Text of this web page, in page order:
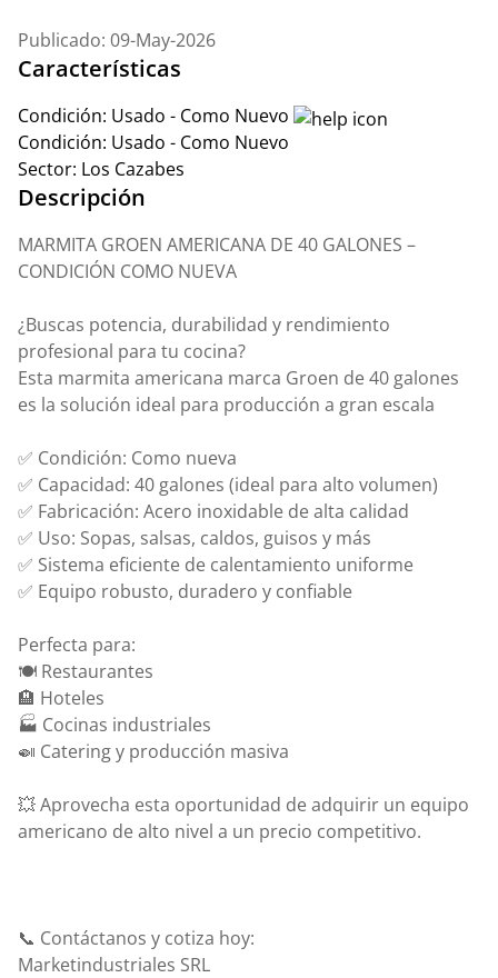
Publicado: 09-May-2026
Características
Condición: Usado - Como Nuevo
Condición: Usado - Como Nuevo
Sector: Los Cazabes
Descripción
MARMITA GROEN AMERICANA DE 40 GALONES –
CONDICIÓN COMO NUEVA
¿Buscas potencia, durabilidad y rendimiento
profesional para tu cocina?
Esta marmita americana marca Groen de 40 galones
es la solución ideal para producción a gran escala
✅ Condición: Como nueva
✅ Capacidad: 40 galones (ideal para alto volumen)
✅ Fabricación: Acero inoxidable de alta calidad
✅ Uso: Sopas, salsas, caldos, guisos y más
✅ Sistema eficiente de calentamiento uniforme
✅ Equipo robusto, duradero y confiable
Perfecta para:
🍽️ Restaurantes
🏨 Hoteles
🏭 Cocinas industriales
🍛 Catering y producción masiva
💥 Aprovecha esta oportunidad de adquirir un equipo
americano de alto nivel a un precio competitivo.
📞 Contáctanos y cotiza hoy:
Marketindustriales SRL